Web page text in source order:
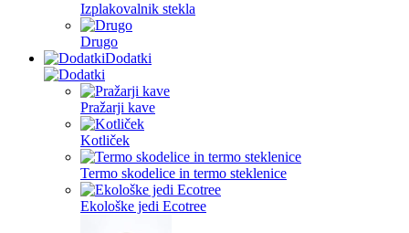
Izplakovalnik stekla
Drugo
Dodatki
Pražarji kave
Kotliček
Termo skodelice in termo steklenice
Ekološke jedi Ecotree